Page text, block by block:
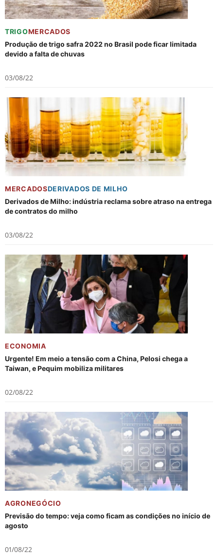
TRIGOMERCADOS
Produção de trigo safra 2022 no Brasil pode ficar limitada
devido a falta de chuvas
03/08/22
MERCADOSDERIVADOS DE MILHO
Derivados de Milho: indústria reclama sobre atraso na entrega
de contratos do milho
03/08/22
ECONOMIA
Urgente! Em meio a tensão com a China, Pelosi chega a
Taiwan, e Pequim mobiliza militares
02/08/22
AGRONEGÓCIO
Previsão do tempo: veja como ficam as condições no início de
agosto
01/08/22